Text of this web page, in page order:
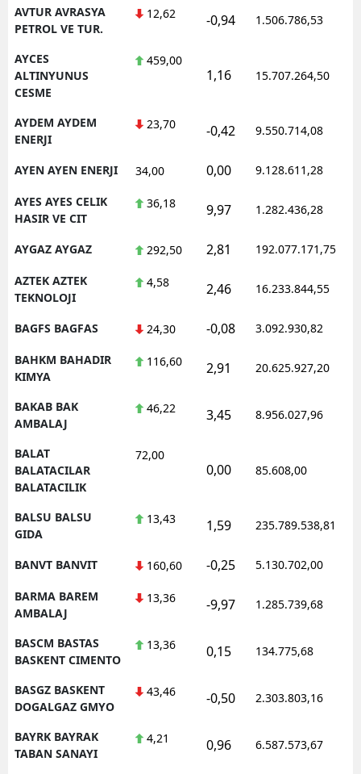
AVTUR AVRASYA
PETROL VE TUR.
12,62 -0,94 1.506.786,53
AYCES
ALTINYUNUS
CESME
459,00
1,16 15.707.264,50
AYDEM AYDEM
ENERJI
23,70 -0,42 9.550.714,08
AYEN AYEN ENERJI 34,00 0,00 9.128.611,28
AYES AYES CELIK
HASIR VE CIT
36,18 9,97 1.282.436,28
AYGAZ AYGAZ 292,50 2,81 192.077.171,75
AZTEK AZTEK
TEKNOLOJI
4,58 2,46 16.233.844,55
BAGFS BAGFAS 24,30 -0,08 3.092.930,82
BAHKM BAHADIR
KIMYA
116,60 2,91 20.625.927,20
BAKAB BAK
AMBALAJ
46,22 3,45 8.956.027,96
BALAT
BALATACILAR
BALATACILIK
72,00
0,00 85.608,00
BALSU BALSU
GIDA
13,43 1,59 235.789.538,81
BANVT BANVIT 160,60 -0,25 5.130.702,00
BARMA BAREM
AMBALAJ
13,36 -9,97 1.285.739,68
BASCM BASTAS
BASKENT CIMENTO
13,36 0,15 134.775,68
BASGZ BASKENT
DOGALGAZ GMYO
43,46 -0,50 2.303.803,16
BAYRK BAYRAK
TABAN SANAYI
4,21 0,96 6.587.573,67